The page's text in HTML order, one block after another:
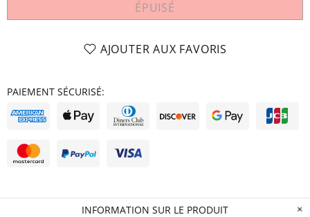
ÉPUISÉ
AJOUTER AUX FAVORIS
PAIEMENT SÉCURISÉ:
INFORMATION SUR LE PRODUIT